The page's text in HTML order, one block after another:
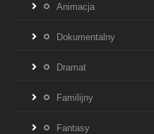
Animacja
Dokumentalny
Dramat
Familijny
Fantasy